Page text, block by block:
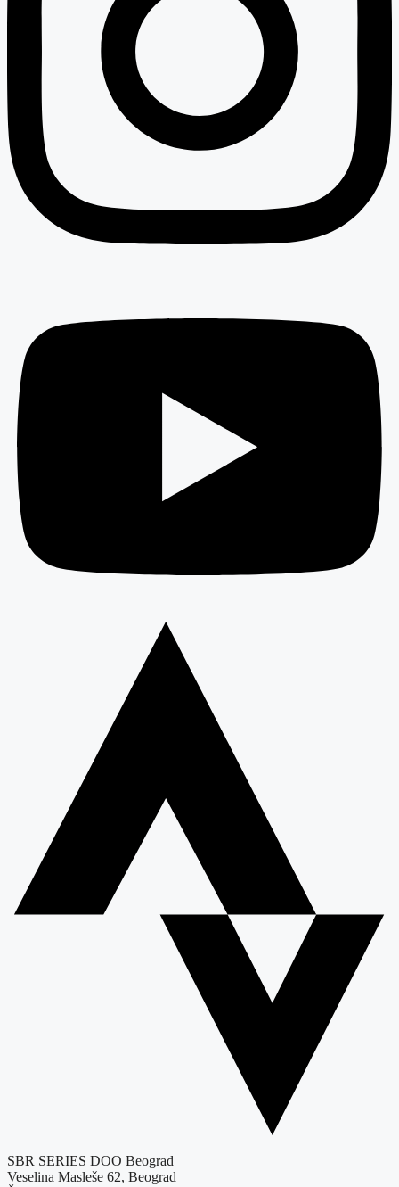
SBR SERIES DOO Beograd
Veselina Masleše 62, Beograd